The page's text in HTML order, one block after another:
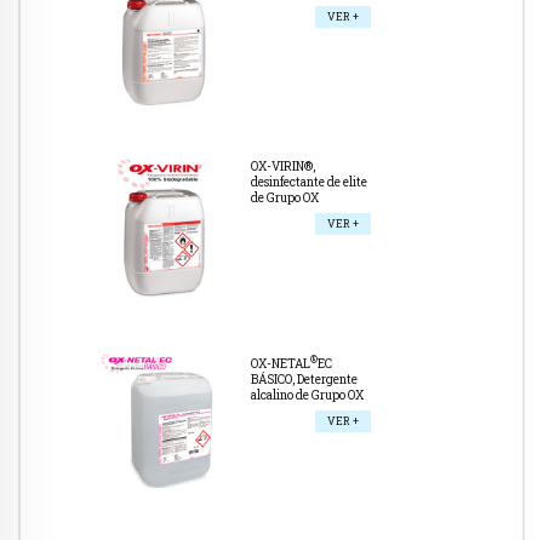
VER +
OX-VIRIN®,
desinfectante de elite
de Grupo OX
VER +
OX-NETAL®EC
BÁSICO, Detergente
alcalino de Grupo OX
VER +